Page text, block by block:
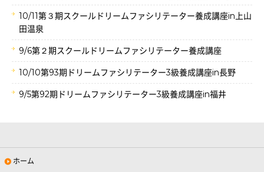
10/11第３期スクールドリームファシリテーター養成講座in上山
田温泉
9/6第２期スクールドリームファシリテーター養成講座
10/10第93期ドリームファシリテーター3級養成講座in長野
9/5第92期ドリームファシリテーター3級養成講座in福井
ホーム